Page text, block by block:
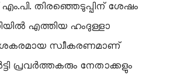
തിരഞ്ഞെടുപ്പിന് ശേഷം
എത്തിയ ഹംദുള്ളാ
സ്വീകരണമാണ്
പ്രവർത്തകരും നേതാക്കളും